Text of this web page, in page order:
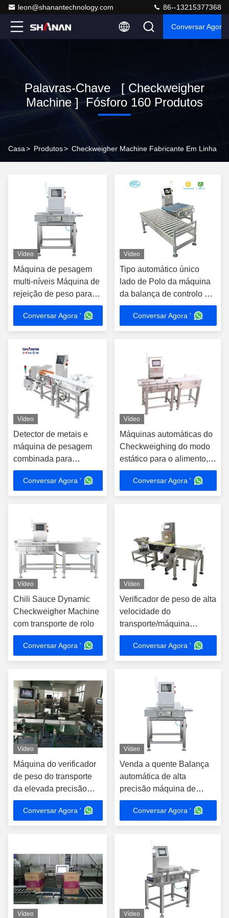
leon@shanantechnology.com 86--13215377368
Conversar Agora
Palavras-Chave [ Checkweigher
Machine ] Fósforo 160 Produtos
Casa> Produtos> Checkweigher Machine Fabricante Em Linha
Vídeo
Máquina de pesagem
multi-níveis Máquina de
rejeição de peso para
engarrafamento de
cosméticos
Conversar Agora '
Vídeo
Tipo automático único
lado de Polo da máquina
da balança de controlo do
transporte de 304 SS
Conversar Agora '
Vídeo
Detector de metais e
máquina de pesagem
combinada para
alimentos industriais à
venda
Conversar Agora '
Vídeo
Máquinas automáticas do
Checkweighing do modo
estático para o alimento,
indústria de bebidas
Conversar Agora '
Vídeo
Chili Sauce Dynamic
Checkweigher Machine
com transporte de rolo
Conversar Agora '
Vídeo
Verificador de peso de alta
velocidade do
transporte/máquina
dinâmica da balança de
controlo
Conversar Agora '
Vídeo
Máquina do verificador
de peso do transporte
da elevada precisão
para classificar/que
pesa
Conversar Agora '
Vídeo
Venda a quente Balança
automática de alta
precisão máquina de
pesagem online máquina
de pesagem inteligente
online
Conversar Agora '
Vídeo Vídeo